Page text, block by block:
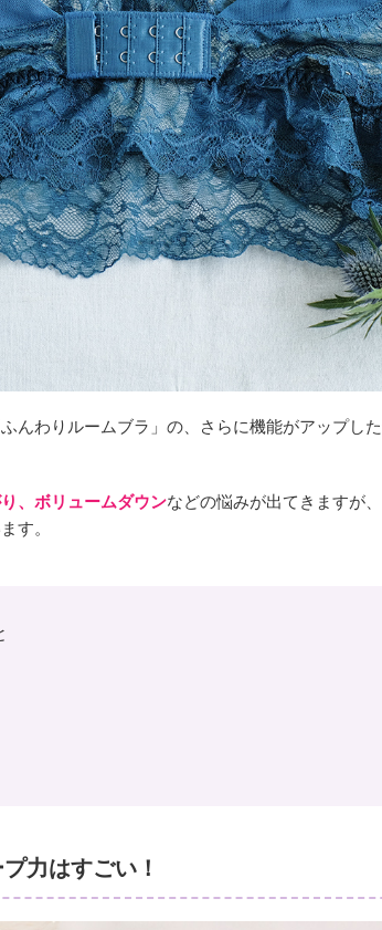
んわりルームブラ」の、さらに機能がアップし
、ボリュームダウンなどの悩みが出てきますが
す。
力はすごい！